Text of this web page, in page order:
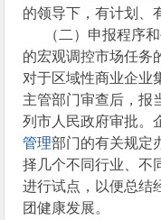
的领导下，有计划、
（二）申报程序和
的宏观调控市场任务
对于区域性商业企业
主管部门审查后，报
列市人民政府审批。
管理部门的有关规定
择几个不同行业、不
进行试点，以便总结
团健康发展。